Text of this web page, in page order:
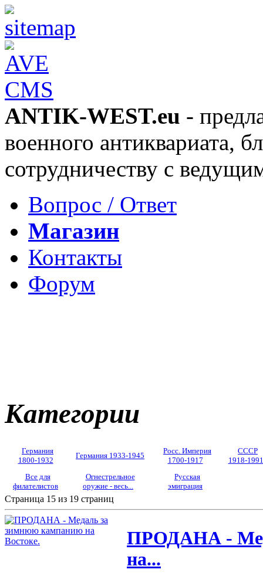
ANTIK-WEST.eu -
военного антиквариата,
сотрудничеству с
Вопрос / Ответ
Магазин
Контакты
Форум
Категории
Германия
1800-1932
Германия 1933-1945
Росс. Империя
1700-1917
СССР
1918-1991
Все для
филателистов
Огнестрельное
оружие - весь...
Русская
эмиграция
Страница 15 из 19 страниц
ПРОДАНА -
на...